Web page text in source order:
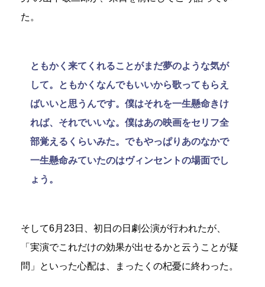
た。
ともかく来てくれることがまだ夢のような気が
して。ともかくなんでもいいから歌ってもらえ
ばいいと思うんです。僕はそれを一生懸命きけ
れば、それでいいな。僕はあの映画をセリフ全
部覚えるくらいみた。でもやっぱりあのなかで
一生懸命みていたのはヴィンセントの場面でし
ょう。
そして6月23日、初日の日劇公演が行われたが、
「実演でこれだけの効果が出せるかと云うことが疑
問」といった心配は、まったくの杞憂に終わった。